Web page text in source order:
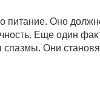
питание. Оно
Еще один
спазмы. Они